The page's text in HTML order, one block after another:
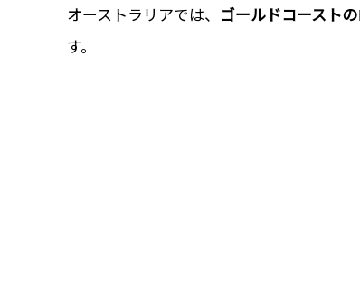
オーストラリアでは、 ゴールドコースト
す。